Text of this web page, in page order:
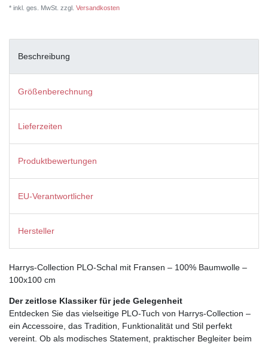
* inkl. ges. MwSt. zzgl. Versandkosten
Beschreibung
Größenberechnung
Lieferzeiten
Produktbewertungen
EU-Verantwortlicher
Hersteller
Harrys-Collection PLO-Schal mit Fransen – 100% Baumwolle –
100x100 cm
Der zeitlose Klassiker für jede Gelegenheit
Entdecken Sie das vielseitige PLO-Tuch von Harrys-Collection –
ein Accessoire, das Tradition, Funktionalität und Stil perfekt
vereint. Ob als modisches Statement, praktischer Begleiter beim